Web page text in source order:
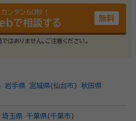
カンタン60秒！
で相談する 無料
はありません。ご注意ください。
岩手県 宮城県(仙台市)
秋田県
埼玉県 千葉県(千葉市)